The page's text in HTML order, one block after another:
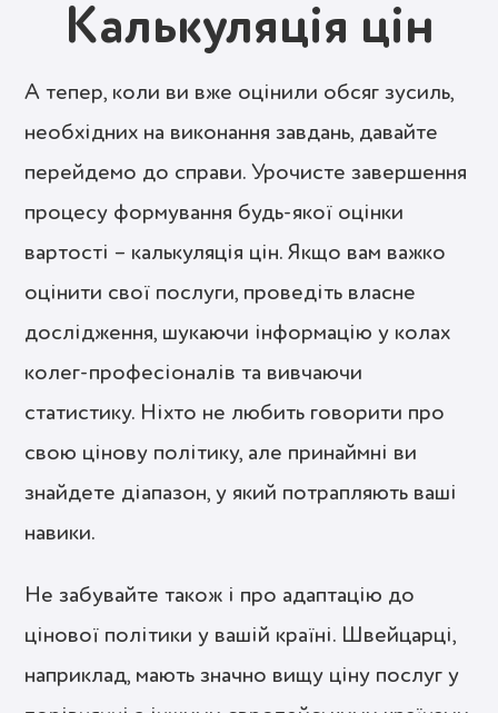
Калькуляція цін
А тепер, коли ви вже оцінили обсяг зусиль,
необхідних на виконання завдань, давайте
перейдемо до справи. Урочисте завершення
процесу формування будь-якої оцінки
вартості – калькуляція цін. Якщо вам важко
оцінити свої послуги, проведіть власне
дослідження, шукаючи інформацію у колах
колег-професіоналів та вивчаючи
статистику. Ніхто не любить говорити про
свою цінову політику, але принаймні ви
знайдете діапазон, у який потрапляють ваші
навики.
Не забувайте також і про адаптацію до
цінової політики у вашій країні. Швейцарці,
наприклад, мають значно вищу ціну послуг у